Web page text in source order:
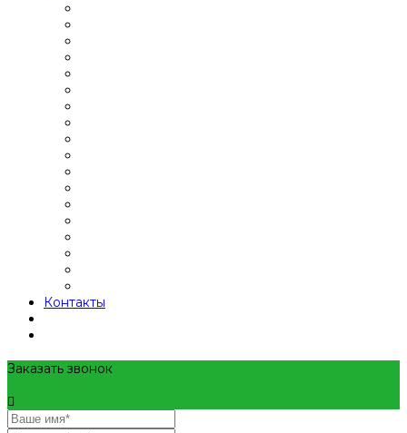
Контакты
Заказать звонок